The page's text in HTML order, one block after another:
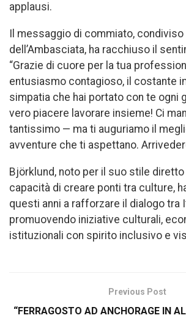
applausi.
Il messaggio di commiato, condiviso
dell’Ambasciata, ha racchiuso il
“Grazie di cuore per la tua
entusiasmo contagioso, il costante
simpatia che hai portato con te ogni
vero piacere lavorare insieme! Ci
tantissimo — ma ti auguriamo il
avventure che ti aspettano.
Björklund, noto per il suo stile diretto
capacità di creare ponti tra culture,
questi anni a rafforzare il dialogo tra
promuovendo iniziative culturali,
istituzionali con spirito inclusivo e
Previous Post
“FERRAGOSTO AD ANCHORAGE IN